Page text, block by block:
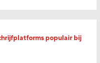
populair bij